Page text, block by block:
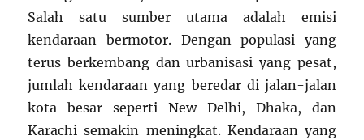
Salah satu sumber utama adalah emisi
kendaraan bermotor. Dengan populasi yang
terus berkembang dan urbanisasi yang pesat,
jumlah kendaraan yang beredar di jalan-jalan
kota besar seperti New Delhi, Dhaka, dan
Karachi semakin meningkat. Kendaraan yang